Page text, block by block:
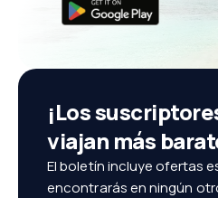
¡Los
viajan más
El boletín incluye ofertas
encontrarás en ningún